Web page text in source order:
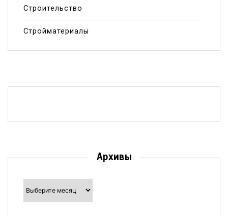
Строительство
Стройматериалы
Архивы
Архивы